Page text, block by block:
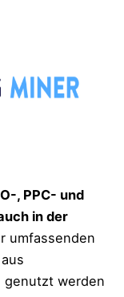
, PPC- und
in der
umfassenden
genutzt werden